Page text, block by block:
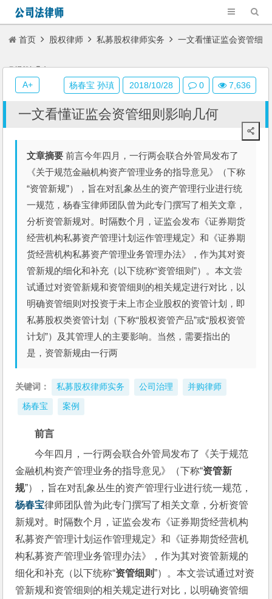
首页 股权律师 私募股权律师实务 一文看懂证监会资管细
则影响几何
一文看懂证监会资管细则影响几何
文章摘要 前言今年四月，一行两会联合外管局发布了
《关于规范金融机构资产管理业务的指导意见》（下称
“资管新规”），旨在对乱象丛生的资产管理行业进行统
一规范，杨春宝律师团队曾为此专门撰写了相关文章，
分析资管新规对。时隔数个月，证监会发布《证券期货
经营机构私募资产管理计划运作管理规定》和《证券期
货经营机构私募资产管理业务管理办法》，作为其对资
管新规的细化和补充（以下统称“资管细则”）。本文尝
试通过对资管新规和资管细则的相关规定进行对比，以
明确资管细则对投资于未上市企业股权的资管计划，即
私募股权类资管计划（下称“股权资管产品”或“股权资管
计划”）及其管理人的主要影响。当然，需要指出的
是，资管新规由一行两
关键词： 私募股权律师实务 公司治理 并购律师
杨春宝 案例
前言
今年四月，一行两会联合外管局发布了《关于规范
金融机构资产管理业务的指导意见》（下称“资管新
规”），旨在对乱象丛生的资产管理行业进行统一规范，
杨春宝律师团队曾为此专门撰写了相关文章，分析资管
新规对。时隔数个月，证监会发布《证券期货经营机构
私募资产管理计划运作管理规定》和《证券期货经营机
构私募资产管理业务管理办法》，作为其对资管新规的
细化和补充（以下统称“资管细则”）。本文尝试通过对资
管新规和资管细则的相关规定进行对比，以明确资管细
杨春宝 孙瑱 2018/10/28 0 7,636
A+